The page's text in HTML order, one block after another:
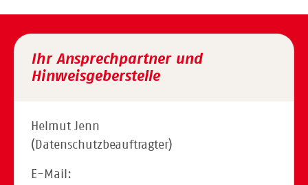
Ihr Ansprechpartner und
Hinweisgeberstelle
Helmut Jenn
(Datenschutzbeauftragter)
E-Mail: